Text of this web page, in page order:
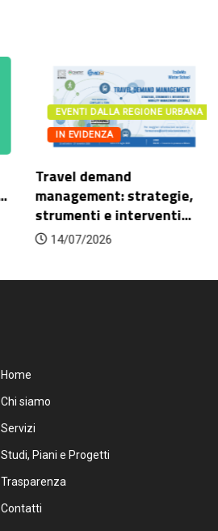
EVENTI DALLA REGIONE URBANA
IN EVIDENZA
Travel demand
management: strategie,
strumenti e interventi...
14/07/2026
Home
Chi siamo
Servizi
Studi, Piani e Progetti
Trasparenza
Contatti